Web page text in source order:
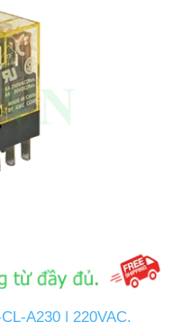
A230 | 220VAC,